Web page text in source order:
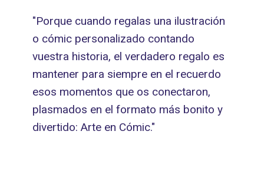
"Porque cuando regalas una ilustración
o cómic personalizado contando
vuestra historia, el verdadero regalo es
mantener para siempre en el recuerdo
esos momentos que os conectaron,
plasmados en el formato más bonito y
divertido: Arte en Cómic."